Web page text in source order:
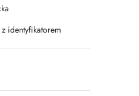
identyfikatorem